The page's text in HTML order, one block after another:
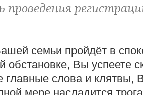
семьи пройдёт в
обстановке, Вы успеете
главные слова и клятвы,